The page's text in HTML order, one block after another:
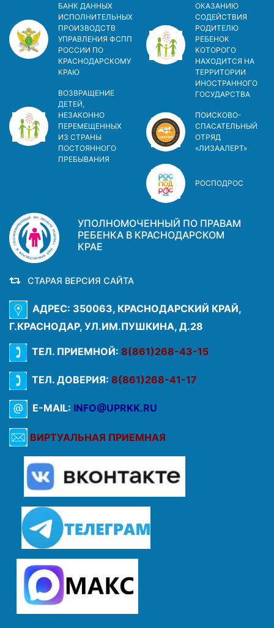
БАНК ДАННЫХ
ИСПОЛНИТЕЛЬНЫХ
ПРОИЗВОДСТВ
УПРАВЛЕНИЯ ФСПП
РОССИИ ПО
КРАСНОДАРСКОМУ
КРАЮ
ВОЗВРАЩЕНИЕ
ДЕТЕЙ,
НЕЗАКОННО
ПЕРЕМЕЩЕННЫХ
ИЗ СТРАНЫ
ПОСТОЯННОГО
ПРЕБЫВАНИЯ
ОКАЗАНИЮ
СОДЕЙСТВИЯ
РОДИТЕЛЮ
РЕБЕНОК
КОТОРОГО
НАХОДИТСЯ НА
ТЕРРИТОРИИ
ИНОСТРАННОГО
ГОСУДАРСТВА
ПОИСКОВО-
СПАСАТЕЛЬНЫЙ
ОТРЯД
«ЛИЗААЛЕРТ»
РОСПОДРОС
УПОЛНОМОЧЕННЫЙ ПО ПРАВАМ
РЕБЕНКА В КРАСНОДАРСКОМ
КРАЕ
СТАРАЯ ВЕРСИЯ САЙТА
АДРЕС: 350063, КРАСНОДАРСКИЙ КРАЙ,
Г.КРАСНОДАР, УЛ.ИМ.ПУШКИНА, Д.28
ТЕЛ. ПРИЕМНОЙ: 8(861)268-43-15
ТЕЛ. ДОВЕРИЯ: 8(861)268-41-17
E-MAIL: INFO@UPRKK.RU
ВИРТУАЛЬНАЯ ПРИЕМНАЯ